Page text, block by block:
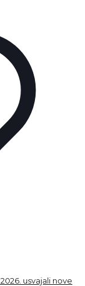
usvajali nove